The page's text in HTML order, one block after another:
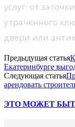
услуг: от
утраченного
двери или
Предыдущая статья
Екатеринбурге
Следующая статья
арендовать
ЭТО МОЖЕТ